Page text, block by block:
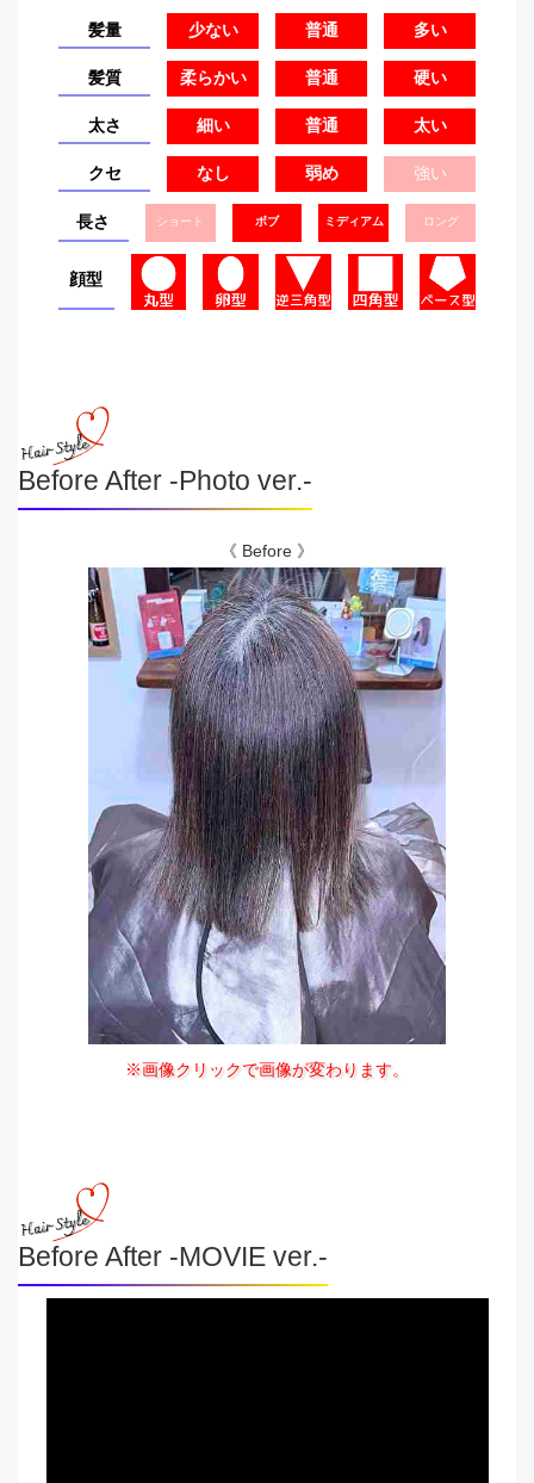
髪量 少ない 普通 多い
髪質 柔らかい 普通 硬い
太さ 細い 普通 太い
クセ なし 弱め 強い
長さ ショート ボブ ミディアム ロング
顔型
Before After -Photo ver.-
《 Before 》
※画像クリックで画像が変わります。
Before After -MOVIE ver.-